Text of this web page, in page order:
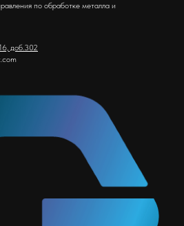
по обработке металла и
доб.302